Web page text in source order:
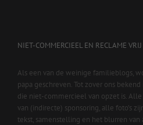
NIET-COMMERCIEEL EN RECLAME VRIJ
Als een van de weinige familieblogs,
papa geschreven. Tot zover ons
die niet-commercieel van opzet is.
van (indirecte) sponsoring, alle foto’s
tekst, samenstelling en het blurren